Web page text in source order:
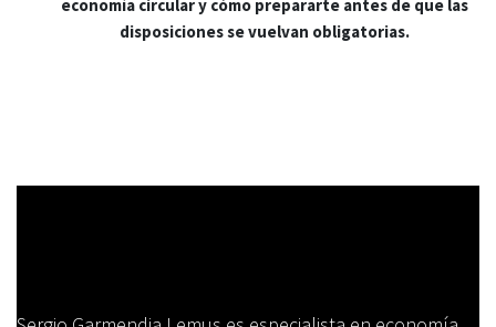
economía circular y cómo prepararte antes de que las
disposiciones se vuelvan obligatorias.